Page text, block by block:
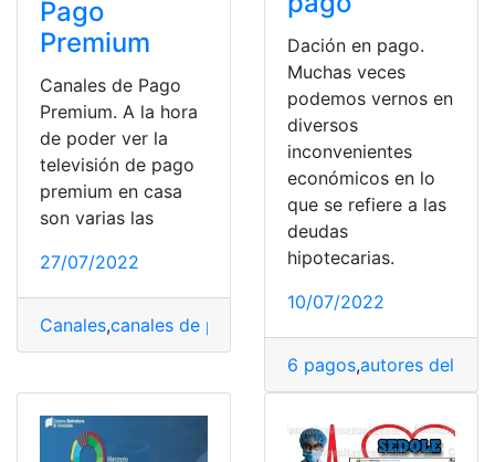
Pago
Premium
Canales de Pago
Premium. A la hora
de poder ver la
televisión de pago
premium en casa
son varias las
27/07/2022
Canales,canales de pago
Dación en pago.
Muchas veces
podemos vernos en
diversos
inconvenientes
económicos en lo
que se refiere a las
deudas
hipotecarias.
10/07/2022
6 pagos,autores del